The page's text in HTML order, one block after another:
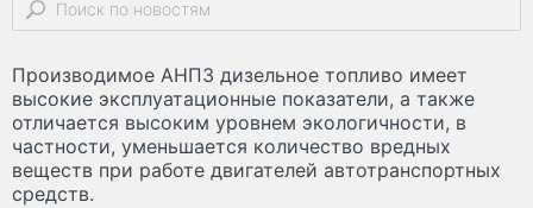
Производимое АНПЗ дизельное топливо имеет
высокие эксплуатационные показатели, а также
отличается высоким уровнем экологичности, в
частности, уменьшается количество вредных
веществ при работе двигателей автотранспортных
средств.